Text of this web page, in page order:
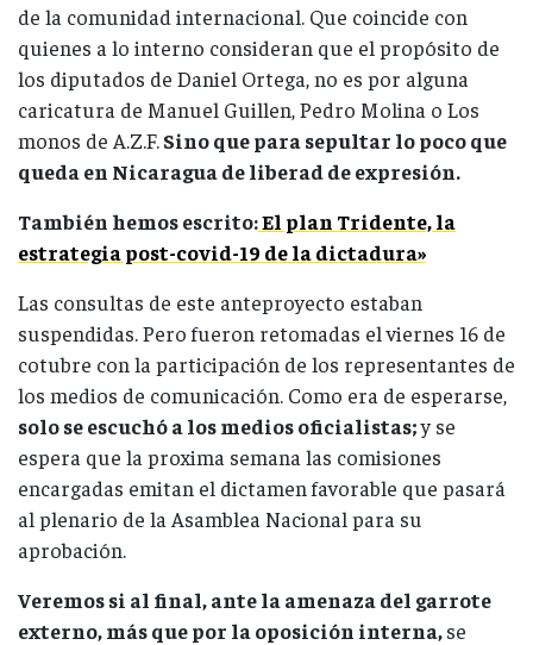
de la comunidad internacional. Que coincide con
quienes a lo interno consideran que el propósito de
los diputados de Daniel Ortega, no es por alguna
caricatura de Manuel Guillen, Pedro Molina o Los
monos de A.Z.F.Sino que para sepultar lo poco que
queda en Nicaragua de liberad de expresión.
También hemos escrito:El plan Tridente, la
estrategia post-covid-19 de la dictadura»
Las consultas de este anteproyecto estaban
suspendidas. Pero fueron retomadas el viernes 16 de
cotubre con la participación de los representantes de
los medios de comunicación. Como era de esperarse,
solo se escuchó a los medios oficialistas;y se
espera que la proxima semana las comisiones
encargadas emitan el dictamen favorable que pasará
al plenario de la Asamblea Nacional para su
aprobación.
Veremos si al final, ante la amenaza del garrote
externo, más que por la oposición interna,se